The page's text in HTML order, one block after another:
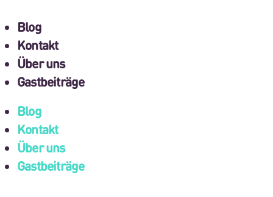
Blog
Kontakt
Über uns
Gastbeiträge
Blog
Kontakt
Über uns
Gastbeiträge